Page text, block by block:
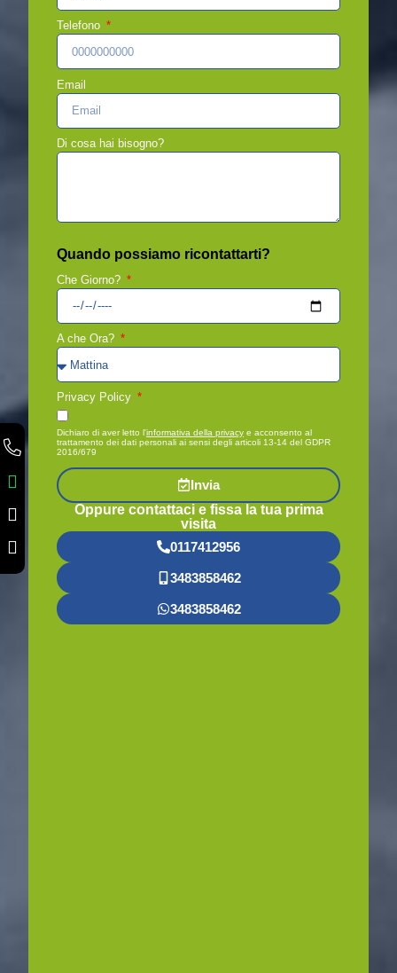
Telefono
Email
Di cosa hai bisogno?
Quando possiamo ricontattarti?
Che Giorno?
A che Ora?
Privacy Policy
Dichiaro di aver letto l'informativa della privacy e acconsento al
trattamento dei dati personali ai sensi degli articoli 13-14 del GDPR
2016/679
Invia
Oppure contattaci e fissa la tua prima
visita
0117412956
3483858462
3483858462